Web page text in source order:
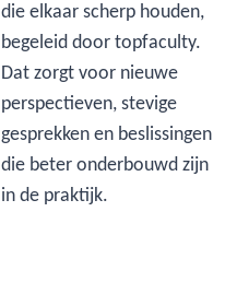
die elkaar scherp houden,
begeleid door topfaculty.
Dat zorgt voor nieuwe
perspectieven, stevige
gesprekken en beslissingen
die beter onderbouwd zijn
in de praktijk.